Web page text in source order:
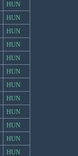
HUN
HUN
HUN
HUN
HUN
HUN
HUN
HUN
HUN
HUN
HUN
HUN